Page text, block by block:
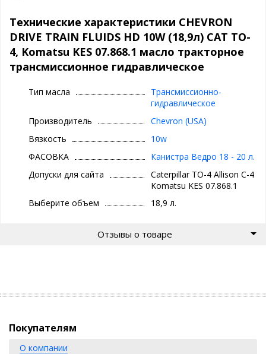
Допуски производителей: Caterpillar ТО-4; Allison С-4
Технические характеристики CHEVRON
DRIVE TRAIN FLUIDS HD 10W (18,9л) CAT TO-
4, Komatsu KES 07.868.1 масло тракторное
трансмиссионное гидравлическое
Тип масла
Трансмиссионно-
гидравлическое
Производитель
Chevron (USA)
Вязкость
10w
ФАСОВКА
Канистра Ведро 18 - 20 л.
Допуски для сайта
Caterpillar ТО-4 Allison С-4
Komatsu KES 07.868.1
Выберите объем
18,9 л.
Отзывы о товаре
Покупателям
О компании